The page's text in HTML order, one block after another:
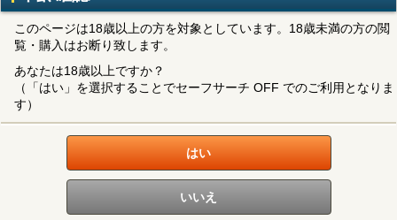
このページは18歳以上の方を対象としています。18歳未満の方の閲
覧・購入はお断り致します。
あなたは18歳以上ですか？
（「はい」を選択することでセーフサーチ OFF でのご利用となりま
す）